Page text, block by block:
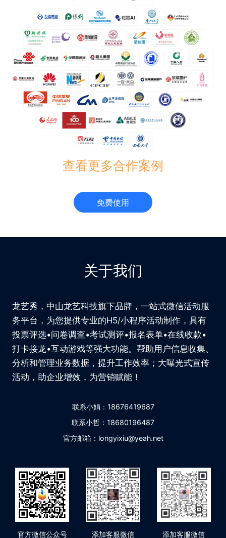
查看更多合作案例
免费使用
关于我们
龙艺秀，中山龙艺科技旗下品牌，一站式微信活动服
务平台，为您提供专业的H5/小程序活动制作，具有
投票评选•问卷调查•考试测评•报名表单•在线收款•
打卡接龙•互动游戏等强大功能。帮助用户信息收集、
分析和管理业务数据，提升工作效率；大曝光式宣传
活动，助企业增效，为营销赋能！
联系小娟：18676419687
联系小哲：18680196487
官方邮箱：longyixiu@yeah.net
官方微信公众号 添加客服微信 添加客服微信